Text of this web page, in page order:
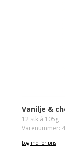
Vanilje &
12 stk á 105g
Varenummer:
Log ind for pris